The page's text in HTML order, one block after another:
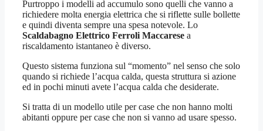
Purtroppo i modelli ad accumulo sono quelli che vanno a
richiedere molta energia elettrica che si riflette sulle bollette
e quindi diventa sempre una spesa notevole. Lo
Scaldabagno Elettrico Ferroli Maccarese a
riscaldamento istantaneo è diverso.
Questo sistema funziona sul “momento” nel senso che solo
quando si richiede l’acqua calda, questa struttura si azione
ed in pochi minuti avete l’acqua calda che desiderate.
Si tratta di un modello utile per case che non hanno molti
abitanti oppure per case che non si vanno ad usare spesso.